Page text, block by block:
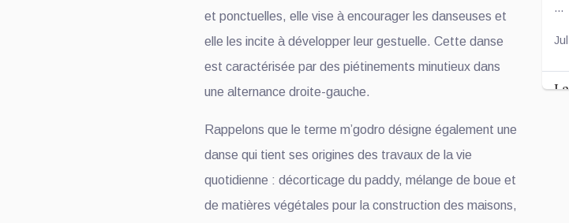
et ponctuelles, elle vise à encourager les danseuses et
elle les incite à développer leur gestuelle. Cette danse
est caractérisée par des piétinements minutieux dans
une alternance droite-gauche.
Rappelons que le terme m’godro désigne également une
danse qui tient ses origines des travaux de la vie
quotidienne : décorticage du paddy, mélange de boue et
de matières végétales pour la construction des maisons,
...